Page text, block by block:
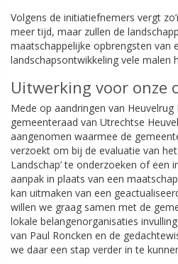
Volgens de initiatiefnemers vergt
meer tijd, maar zullen de
maatschappelijke opbrengsten van
landschapsontwikkeling vele malen
Uitwerking voor onze
Mede op aandringen van Heuvelrug
gemeenteraad van Utrechtse
aangenomen waarmee de
verzoekt om bij de evaluatie van het
Landschap’ te onderzoeken of een
aanpak in plaats van een
kan uitmaken van een
willen we graag samen met de
lokale belangenorganisaties
van Paul Roncken en de
we daar een stap verder in te